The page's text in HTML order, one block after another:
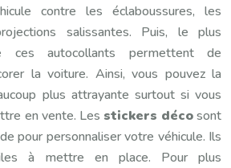
contre les éclaboussures, les
salissantes. Puis, le plus
ces autocollants permettent de
la voiture. Ainsi, vous pouvez la
plus attrayante surtout si vous
en vente. Les stickers décosont
pour personnaliser votre véhicule. Ils
à mettre en place. Pour plus